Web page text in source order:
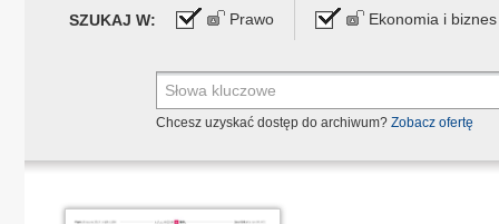
SZUKAJ W: Prawo Ekonomia i biznes
Chcesz uzyskać dostęp do archiwum? Zobacz ofertę